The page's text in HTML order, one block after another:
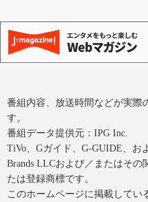
番組内容、放送時間などが実際
す。
番組データ提供元：IPG Inc.
TiVo、Gガイド、G-GUIDE、お
Brands LLCおよび／またはその
たは登録商標です。
このホームページに掲載してい